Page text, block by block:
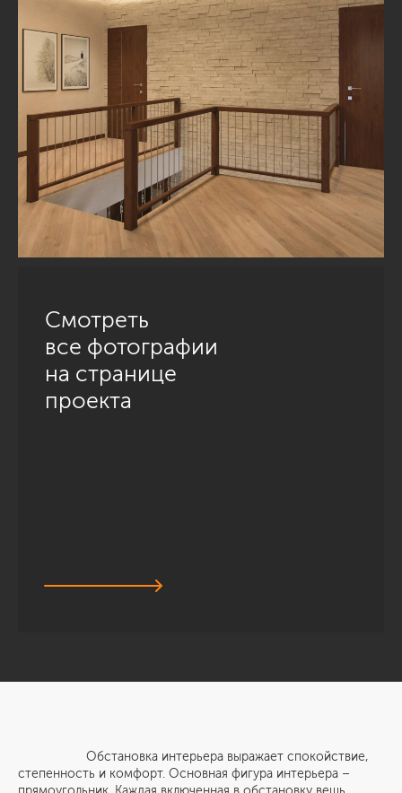
Смотреть
все фотографии
на странице
проекта
Обстановка интерьера выражает спокойствие,
степенность и комфорт. Основная фигура интерьера –